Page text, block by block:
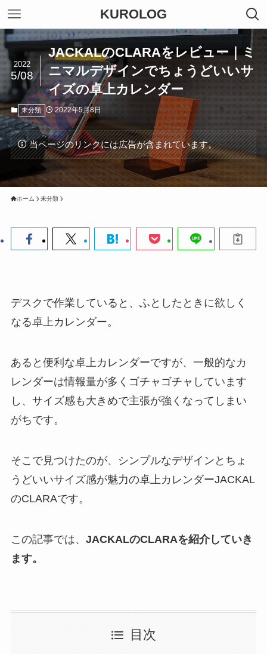
KUROLOG
JACKALのCLARAをレビュー｜ミ
ニマルデザインでちょうどいいサ
イズの卓上カレンダー
2022
5/08
未分類 2022年5月8日
当ページのリンクには広告が含まれています。
ホーム 未分類
デスクで作業していると、ふとしたときに欲しく
なる卓上カレンダー。
あると便利な卓上カレンダーですが、一般的なカ
レンダーは情報量が多くゴチャゴチャしています
し、サイズ感も大きめで主張が強くなってしまい
がちです。
そこで見つけたのが、シンプルなデザインとちょ
うどいいサイズ感が魅力の卓上カレンダーJACKAL
のCLARAです。
この記事では、 JACKALのCLARAを紹介していき
ます。
目次